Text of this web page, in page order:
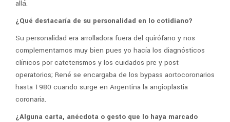
allá.
¿Qué destacaría de su personalidad en lo cotidiano?
Su personalidad era arrolladora fuera del quirófano y nos
complementamos muy bien pues yo hacía los diagnósticos
clínicos por cateterismos y los cuidados pre y post
operatorios; René se encargaba de los bypass aortocoronarios
hasta 1980 cuando surge en Argentina la angioplastia
coronaria.
¿Alguna carta, anécdota o gesto que lo haya marcado